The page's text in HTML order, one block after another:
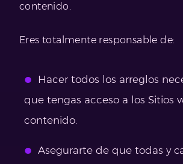
contenido.
Eres totalmente responsable de:
Hacer todos los arreglos
que tengas acceso a los Sitios
contenido.
Asegurarte de que todas y